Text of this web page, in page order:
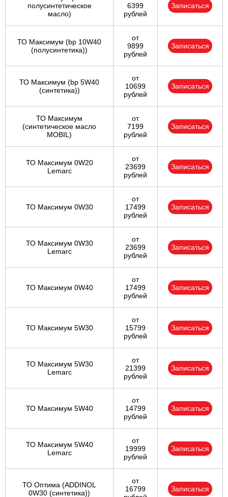
полуcинтетическое
масло)
6399
рублей
Записаться
ТО Максимум (bp 10W40
(полусинтетика))
от
9899
рублей
Записаться
ТО Максимум (bp 5W40
(синтетика))
от
10699
рублей
Записаться
ТО Максимум
(cинтетическое масло
MOBIL)
от
7199
рублей
Записаться
ТО Максимум 0W20
Lemarc
от
23699
рублей
Записаться
ТО Максимум 0W30
от
17499
рублей
Записаться
ТО Максимум 0W30
Lemarc
от
23699
рублей
Записаться
ТО Максимум 0W40
от
17499
рублей
Записаться
ТО Максимум 5W30
от
15799
рублей
Записаться
ТО Максимум 5W30
Lemarc
от
21399
рублей
Записаться
ТО Максимум 5W40
от
14799
рублей
Записаться
ТО Максимум 5W40
Lemarc
от
19999
рублей
Записаться
ТО Оптима (ADDINOL
0W30 (синтетика))
от
16799
Записаться